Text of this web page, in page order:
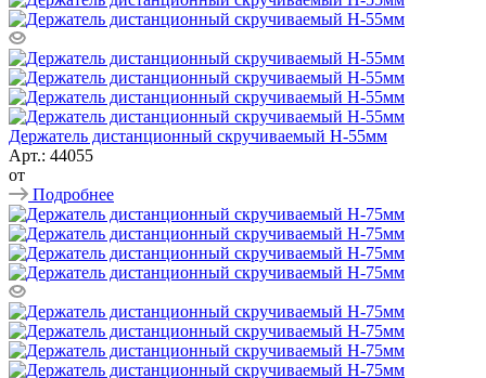
Держатель дистанционный скручиваемый Н-55мм
Арт.: 44055
от
Подробнее